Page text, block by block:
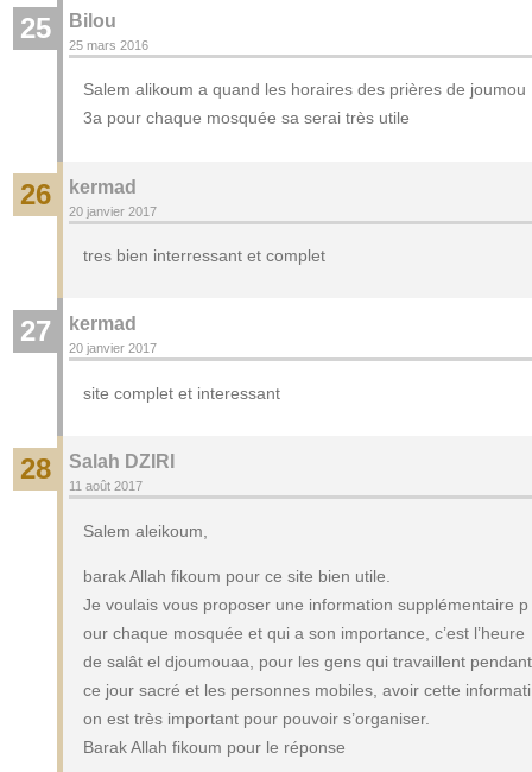
25 Bilou
25 mars 2016
Salem alikoum a quand les horaires des prières de joumou
3a pour chaque mosquée sa serai très utile
26 kermad
20 janvier 2017
tres bien interressant et complet
27 kermad
20 janvier 2017
site complet et interessant
28 Salah DZIRI
11 août 2017
Salem aleikoum,
barak Allah fikoum pour ce site bien utile.
Je voulais vous proposer une information supplémentaire p
our chaque mosquée et qui a son importance, c’est l’heure
de salât el djoumouaa, pour les gens qui travaillent pendant
ce jour sacré et les personnes mobiles, avoir cette informati
on est très important pour pouvoir s’organiser.
Barak Allah fikoum pour le réponse